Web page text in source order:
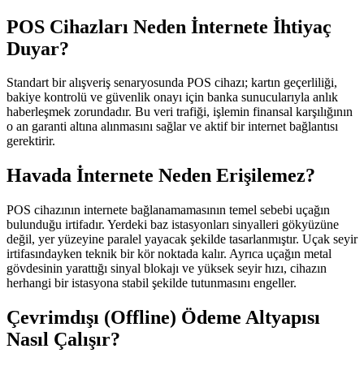
POS Cihazları Neden İnternete İhtiyaç
Duyar?
Standart bir alışveriş senaryosunda POS cihazı; kartın geçerliliği,
bakiye kontrolü ve güvenlik onayı için banka sunucularıyla anlık
haberleşmek zorundadır. Bu veri trafiği, işlemin finansal karşılığının
o an garanti altına alınmasını sağlar ve aktif bir internet bağlantısı
gerektirir.
Havada İnternete Neden Erişilemez?
POS cihazının internete bağlanamamasının temel sebebi uçağın
bulunduğu irtifadır. Yerdeki baz istasyonları sinyalleri gökyüzüne
değil, yer yüzeyine paralel yayacak şekilde tasarlanmıştır. Uçak seyir
irtifasındayken teknik bir kör noktada kalır. Ayrıca uçağın metal
gövdesinin yarattığı sinyal blokajı ve yüksek seyir hızı, cihazın
herhangi bir istasyona stabil şekilde tutunmasını engeller.
Çevrimdışı (Offline) Ödeme Altyapısı
Nasıl Çalışır?